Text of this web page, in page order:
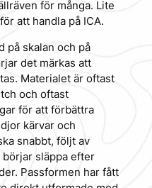
för många. Lite
att handla på ICA.
på skalan och på
det märkas att
Materialet är oftast
och oftast
för att förbättra
kärvar och
snabbt, följt av
släppa efter
Passformen har fått